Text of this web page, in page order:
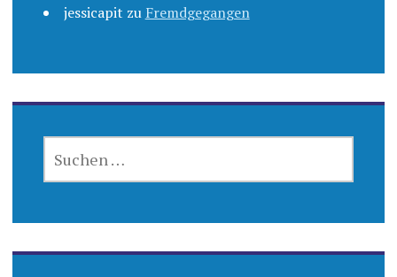
jessicapit zu Fremdgegangen
NACH: